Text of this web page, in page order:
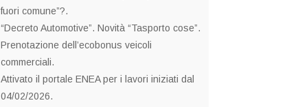
fuori comune”?.
“Decreto Automotive”. Novità “Tasporto cose”.
Prenotazione dell’ecobonus veicoli
commerciali.
Attivato il portale ENEA per i lavori iniziati dal
04/02/2026.